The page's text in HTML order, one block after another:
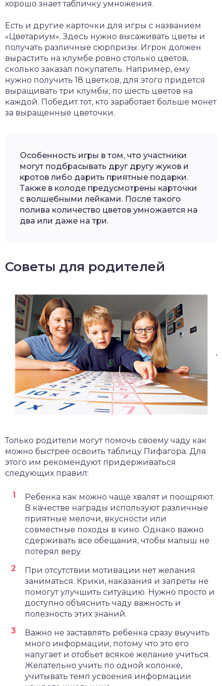
хорошо знает табличку умножения.
Есть и другие карточки для игры с названием
«Цветариум». Здесь нужно высаживать цветы и
получать различные сюрпризы. Игрок должен
вырастить на клумбе ровно столько цветов,
сколько заказал покупатель. Например, ему
нужно получить 18 цветков, для этого придется
выращивать три клумбы, по шесть цветов на
каждой. Победит тот, кто заработает больше монет
за выращенные цветочки.
Особенность игры в том, что участники
могут подбрасывать друг другу жуков и
кротов либо дарить приятные подарки.
Также в колоде предусмотрены карточки
с волшебными лейками. После такого
полива количество цветов умножается на
два или даже на три.
Советы для родителей
Только родители могут помочь своему чаду как
можно быстрее освоить таблицу Пифагора. Для
этого им рекомендуют придерживаться
следующих правил:
Ребенка как можно чаще хвалят и поощряют.
В качестве награды используют различные
приятные мелочи, вкусности или
совместные походы в кино. Однако важно
сдерживать все обещания, чтобы малыш не
потерял веру.
При отсутствии мотивации нет желания
заниматься. Крики, наказания и запреты не
помогут улучшить ситуацию. Нужно просто и
доступно объяснить чаду важность и
полезность этих знаний.
Важно не заставлять ребенка сразу выучить
много информации, потому что это его
напугает и отобьет всякое желание учиться.
Желательно учить по одной колонке,
учитывать темп усвоения информации